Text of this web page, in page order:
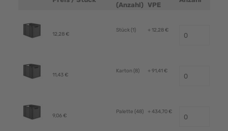
Produktbild
(Anzahl) VPE
12,28 €
Stück (1) + 12,28 €
11,43 €
Karton (8) + 91,41 €
9,06 €
Palette (48) + 434,70 €